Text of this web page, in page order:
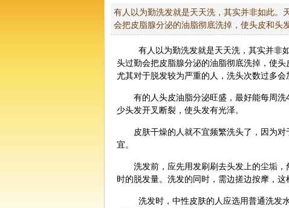
有人以为勤洗发就是天天洗，其实并非如此。
会把皮脂腺分泌的油脂彻底洗掉，使头皮和头
有人以为勤洗发就是天天洗，其实并非
头过勤会把皮脂腺分泌的油脂彻底洗掉，使
尤其对于脱发较为严重的人，洗头次数过多会
有的人头皮油脂分泌旺盛，最好能每周
少头发开叉断裂，使头发有光泽。
皮肤干燥的人就不宜频繁洗头了，因为
宜。
洗发前，应先用发刷刷去头发上的尘垢
时的脱发量。洗发的同时，需边搓边按摩，
洗发时，中性皮肤的人应选用普通洗发